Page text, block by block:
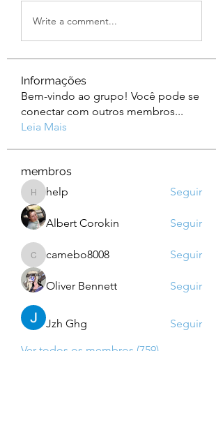
Write a comment...
Informações
Bem-vindo ao grupo! Você pode se
conectar com outros membros...
Leia Mais
membros
helphelp Seguir
Albert Corokin Seguir
camebo8008
camebo8008 Seguir
Oliver Bennett Seguir
Jzh Ghg
Seguir
Ver todos os membros (759)